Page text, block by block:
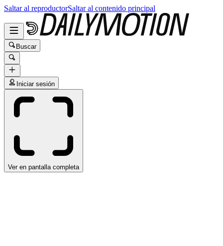
Saltar al reproductorSaltar al contenido principal
Buscar
Iniciar sesión
Ver en pantalla completa